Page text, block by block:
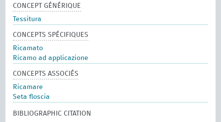
CONCEPT GÉNÉRIQUE
Tessitura
CONCEPTS SPÉCIFIQUES
Ricamato
Ricamo ad applicazione
CONCEPTS ASSOCIÉS
Ricamare
Seta floscia
BIBLIOGRAPHIC CITATION